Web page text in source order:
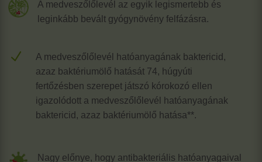
A medveszőlőlevél az egyik legismertebb és
leginkább bevált gyógynövény felfázásra.
N
A medveszőlőlevél hatóanyagának baktericid,
azaz baktériumölő hatását 74, húgyúti
fertőzésben szerepet játszó kórokozó ellen
igazolódott a medveszőlőlevél hatóanyagának
baktericid, azaz baktériumölő hatása**.
Nagy előnye, hogy antibakteriális hatóanyagaival